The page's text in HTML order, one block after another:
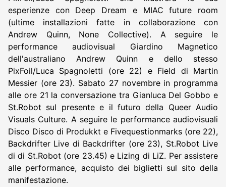
esperienze con Deep Dream e MIAC future room
(ultime installazioni fatte in collaborazione con
Andrew Quinn, None Collective). A seguire le
performance audiovisual Giardino Magnetico
dell'australiano Andrew Quinn e dello stesso
PixFoil/Luca Spagnoletti (ore 22) e Field di Martin
Messier (ore 23). Sabato 27 novembre in programma
alle ore 21 la conversazione tra Gianluca Del Gobbo e
St.Robot sul presente e il futuro della Queer Audio
Visuals Culture. A seguire le performance audiovisuali
Disco Disco di Produkkt e Fivequestionmarks (ore 22),
Backdrifter Live di Backdrifter (ore 23), St.Robot Live
di di St.Robot (ore 23.45) e Lizing di LiZ. Per assistere
alle performance, acquisto dei biglietti sul sito della
manifestazione.